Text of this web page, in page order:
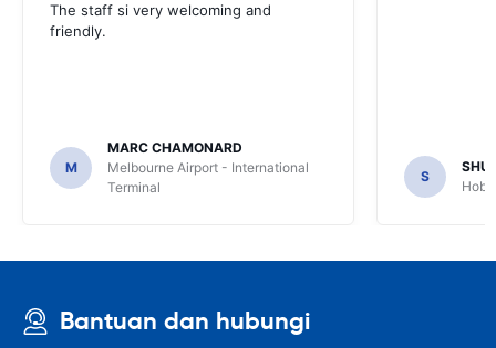
The staff si very welcoming and
friendly.
M
MARC CHAMONARD
Melbourne Airport - International
Terminal
S
Bantuan dan hubungi